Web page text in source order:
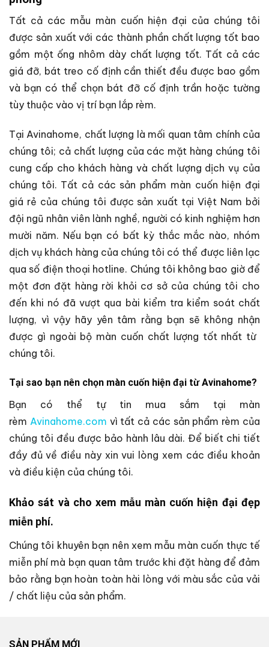
Tất cả các mẫu màn cuốn hiện đại của chúng tôi
được sản xuất với các thành phần chất lượng tốt bao
gồm một ống nhôm dày chất lượng tốt. Tất cả các
giá đỡ, bát treo cố định cần thiết đều được bao gồm
và bạn có thể chọn bát đỡ cố định trần hoặc tường
tùy thuộc vào vị trí bạn lắp rèm.
Tại Avinahome, chất lượng là mối quan tâm chính của
chúng tôi; cả chất lượng của các mặt hàng chúng tôi
cung cấp cho khách hàng và chất lượng dịch vụ của
chúng tôi. Tất cả các sản phẩm màn cuốn hiện đại
giá rẻ của chúng tôi được sản xuất tại Việt Nam bởi
đội ngũ nhân viên lành nghề, người có kinh nghiệm hơn
mười năm. Nếu bạn có bất kỳ thắc mắc nào, nhóm
dịch vụ khách hàng của chúng tôi có thể được liên lạc
qua số điện thoại hotline. Chúng tôi không bao giờ để
một đơn đặt hàng rời khỏi cơ sở của chúng tôi cho
đến khi nó đã vượt qua bài kiểm tra kiểm soát chất
lượng, vì vậy hãy yên tâm rằng bạn sẽ không nhận
được gì ngoài bộ màn cuốn chất lượng tốt nhất từ ​​
chúng tôi.
Tại sao bạn nên chọn màn cuốn hiện đại từ Avinahome?
Bạn có thể tự tin mua sắm tại màn
rèm Avinahome.com vì tất cả các sản phẩm rèm của
chúng tôi đều được bảo hành lâu dài. Để biết chi tiết
đầy đủ về điều này xin vui lòng xem các điều khoản
và điều kiện của chúng tôi.
Khảo sát và cho xem mẫu màn cuốn hiện đại đẹp
miễn phí.
Chúng tôi khuyên bạn nên xem mẫu màn cuốn thực tế
miễn phí mà bạn quan tâm trước khi đặt hàng để đảm
bảo rằng bạn hoàn toàn hài lòng với màu sắc của vải
/ chất liệu của sản phẩm.
SẢN PHẨM MỚI